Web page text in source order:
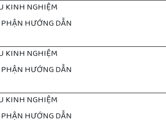
KINH NGHIỆM
HƯỚNG DẪN
KINH NGHIỆM
HƯỚNG DẪN
KINH NGHIỆM
HƯỚNG DẪN